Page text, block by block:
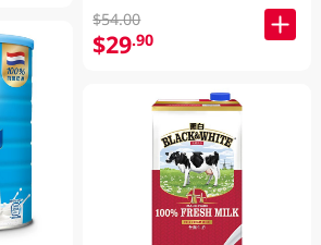
$54.00
$29.90